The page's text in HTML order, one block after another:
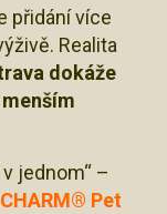
přidání více
Realita
dokáže
jednom“ –
CHARM® Pet